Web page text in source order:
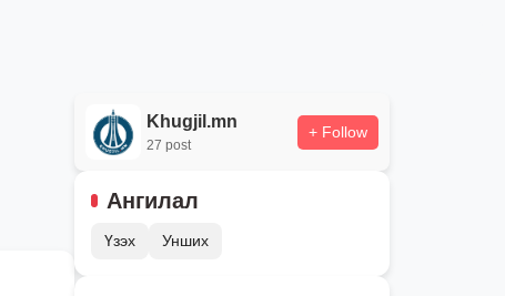
Khugjil.mn
27 post
+ Follow
Ангилал
Үзэх Унших